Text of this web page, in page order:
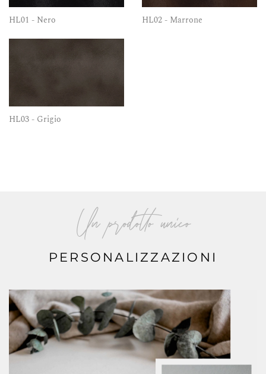
HL01 - Nero HL02 - Marrone
HL03 - Grigio
Un prodotto unico
PERSONALIZZAZIONI